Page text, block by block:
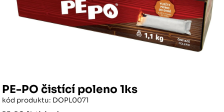
PE-PO čistící poleno 1ks
kód produktu: DOPL0071